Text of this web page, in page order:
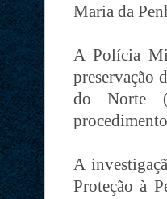
Maria da
A Polícia
preservação
do Norte
A
Proteção à